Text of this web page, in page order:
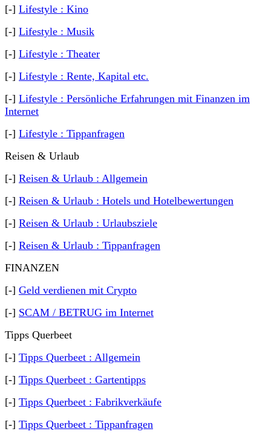
[-] Lifestyle : Kino
[-] Lifestyle : Musik
[-] Lifestyle : Theater
[-] Lifestyle : Rente, Kapital etc.
[-] Lifestyle : Persönliche Erfahrungen mit Finanzen im
Internet
[-] Lifestyle : Tippanfragen
Reisen & Urlaub
[-] Reisen & Urlaub : Allgemein
[-] Reisen & Urlaub : Hotels und Hotelbewertungen
[-] Reisen & Urlaub : Urlaubsziele
[-] Reisen & Urlaub : Tippanfragen
FINANZEN
[-] Geld verdienen mit Crypto
[-] SCAM / BETRUG im Internet
Tipps Querbeet
[-] Tipps Querbeet : Allgemein
[-] Tipps Querbeet : Gartentipps
[-] Tipps Querbeet : Fabrikverkäufe
[-] Tipps Querbeet : Tippanfragen